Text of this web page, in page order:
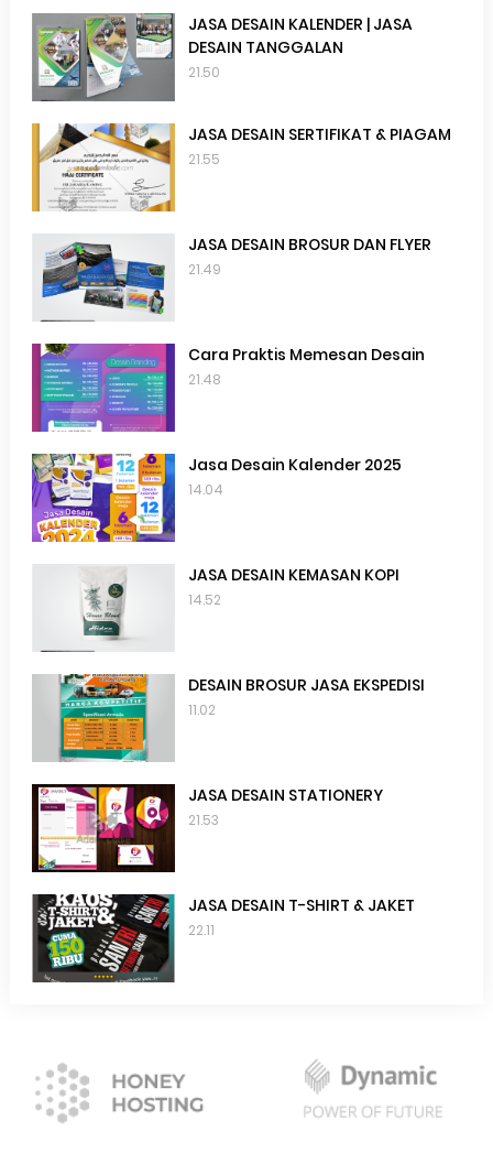
JASA DESAIN KALENDER | JASA
DESAIN TANGGALAN
21.50
JASA DESAIN SERTIFIKAT & PIAGAM
21.55
JASA DESAIN BROSUR DAN FLYER
21.49
Cara Praktis Memesan Desain
21.48
Jasa Desain Kalender 2025
14.04
JASA DESAIN KEMASAN KOPI
14.52
DESAIN BROSUR JASA EKSPEDISI
11.02
JASA DESAIN STATIONERY
21.53
JASA DESAIN T-SHIRT & JAKET
22.11